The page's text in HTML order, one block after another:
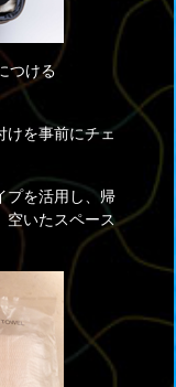
つける
けを事前にチェ
プを活用し、帰
空いたスペース